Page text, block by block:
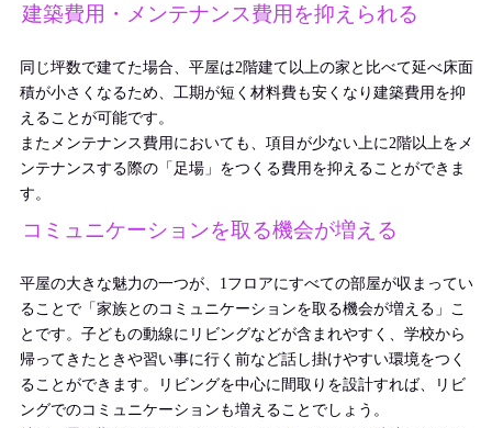
建築費用・メンテナンス費用を抑えられる
同じ坪数で建てた場合、平屋は2階建て以上の家と比べて延べ床面
積が小さくなるため、工期が短く材料費も安くなり建築費用を抑
えることが可能です。
またメンテナンス費用においても、項目が少ない上に2階以上をメ
ンテナンスする際の「足場」をつくる費用を抑えることができま
す。
コミュニケーションを取る機会が増える
平屋の大きな魅力の一つが、1フロアにすべての部屋が収まってい
ることで「家族とのコミュニケーションを取る機会が増える」こ
とです。子どもの動線にリビングなどが含まれやすく、学校から
帰ってきたときや習い事に行く前など話し掛けやすい環境をつく
ることができます。リビングを中心に間取りを設計すれば、リビ
ングでのコミュニケーションも増えることでしょう。